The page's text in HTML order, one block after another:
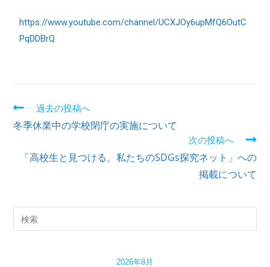
https://www.youtube.com/channel/UCXJOy6upMfQ6OutC
PqDDBrQ
過去の投稿へ
冬季休業中の学校閉庁の実施について
次の投稿へ
「高校生と見つける、私たちのSDGs探究ネット」への
掲載について
2026年8月